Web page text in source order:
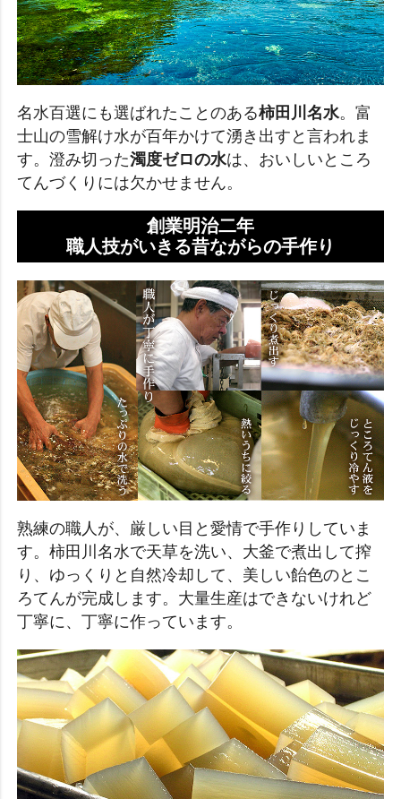
名水百選にも選ばれたことのある柿田川名水。富
士山の雪解け水が百年かけて湧き出すと言われま
す。澄み切った濁度ゼロの水は、おいしいところ
てんづくりには欠かせません。
創業明治二年
職人技がいきる昔ながらの手作り
熟練の職人が、厳しい目と愛情で手作りしていま
す。柿田川名水で天草を洗い、大釜で煮出して搾
り、ゆっくりと自然冷却して、美しい飴色のとこ
ろてんが完成します。大量生産はできないけれど
丁寧に、丁寧に作っています。